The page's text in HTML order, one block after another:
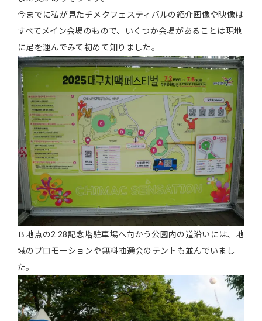
今までに私が見たチメクフェスティバルの紹介画像や映像は
すべてメイン会場のもので、いくつか会場があることは現地
に足を運んでみて初めて知りました。
Ｂ地点の2.28記念塔駐車場へ向かう公園内の道沿いには、地
域のプロモーションや無料抽選会のテントも並んでいまし
た。